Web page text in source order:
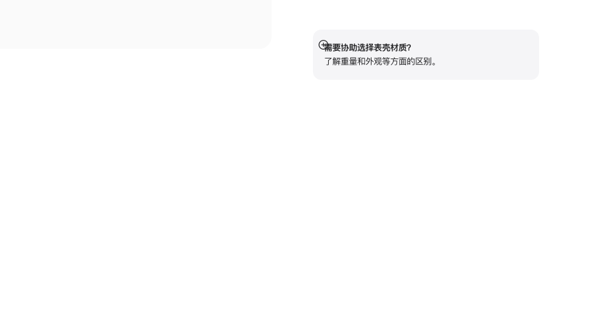
需要协助选择表壳材质？
了解重量和外观等方面的区别。
展
开